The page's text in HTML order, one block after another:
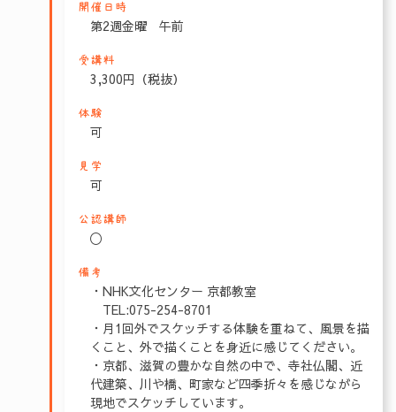
開催日時
第2週金曜 午前
受講料
3,300円（税抜）
体験
可
見学
可
公認講師
〇
備考
・NHK文化センター 京都教室
TEL:075-254-8701
・月1回外でスケッチする体験を重ねて、風景を描
くこと、外で描くことを身近に感じてください。
・京都、滋賀の豊かな自然の中で、寺社仏閣、近
代建築、川や橋、町家など四季折々を感じながら
現地でスケッチしています。